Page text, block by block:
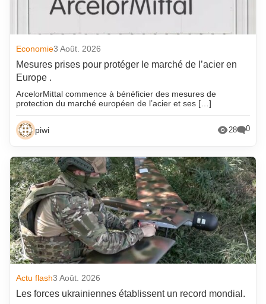
Economie3 Août. 2026
Mesures prises pour protéger le marché de l’acier en
Europe .
ArcelorMittal commence à bénéficier des mesures de
protection du marché européen de l’acier et ses […]
piwi 28 0
Actu flash3 Août. 2026
Les forces ukrainiennes établissent un record mondial.